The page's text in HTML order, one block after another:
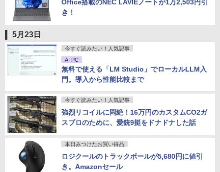
Office搭載のNEC LAVIEノートが1万2,503円引
き！
5月23日
今すぐ読みたい！人気記事
AI PC
無料で使える「LM Studio」でローカルLLM入
門。導入から性能比較まで
今すぐ読みたい！人気記事
強烈リコイルに悶絶！16万円のカスタムCO2ガ
スブロのために、愛銃9挺をドナドナした話
本日みつけたお買い得品
ロジクールのトラックボールが5,680円に値引
き。Amazonセール